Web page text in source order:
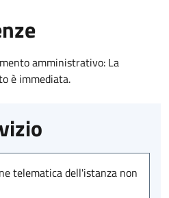
amministrativo: La
è immediata.
telematica dell'istanza non